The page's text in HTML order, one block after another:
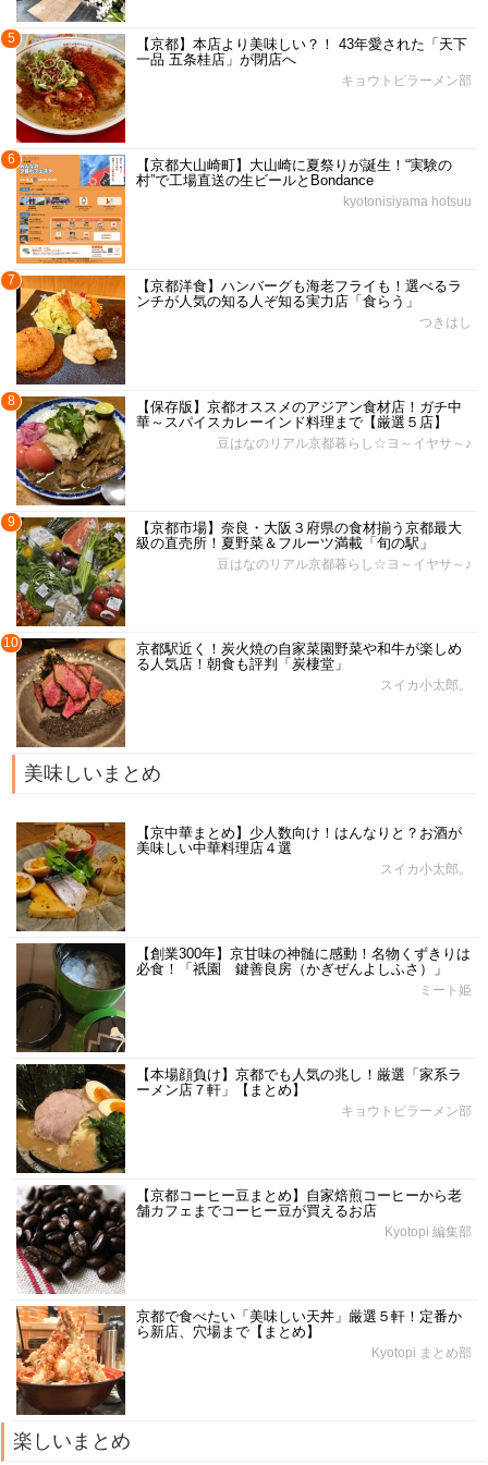
5
【京都】本店より美味しい？！ 43年愛された「天下
一品 五条桂店」が閉店へ
キョウトピラーメン部
6
【京都大山崎町】大山崎に夏祭りが誕生！“実験の
村”で工場直送の生ビールとBondance
kyotonisiyama hotsuu
7
【京都洋食】ハンバーグも海老フライも！選べるラ
ンチが人気の知る人ぞ知る実力店「食らう」
つきはし
8
【保存版】京都オススメのアジアン食材店！ガチ中
華～スパイスカレーインド料理まで【厳選５店】
豆はなのリアル京都暮らし☆ヨ～イヤサ～♪
9
【京都市場】奈良・大阪３府県の食材揃う京都最大
級の直売所！夏野菜＆フルーツ満載「旬の駅」
豆はなのリアル京都暮らし☆ヨ～イヤサ～♪
10
京都駅近く！炭火焼の自家菜園野菜や和牛が楽しめ
る人気店！朝食も評判「炭棲堂」
スイカ小太郎。
美味しいまとめ
【京中華まとめ】少人数向け！はんなりと？お酒が
美味しい中華料理店４選
スイカ小太郎。
【創業300年】京甘味の神髄に感動！名物くずきりは
必食！「祇園 鍵善良房（かぎぜんよしふさ）」
ミート姫
【本場顔負け】京都でも人気の兆し！厳選「家系ラ
ーメン店７軒」【まとめ】
キョウトピラーメン部
【京都コーヒー豆まとめ】自家焙煎コーヒーから老
舗カフェまでコーヒー豆が買えるお店
Kyotopi 編集部
京都で食べたい「美味しい天丼」厳選５軒！定番か
ら新店、穴場まで【まとめ】
Kyotopi まとめ部
楽しいまとめ